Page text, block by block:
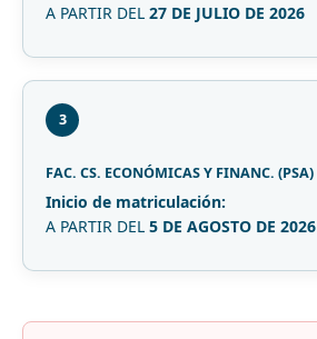
A PARTIR DEL 27 DE JULIO DE 2026
3
FAC. CS. ECONÓMICAS Y FINANC. (PSA)
Inicio de matriculación:
A PARTIR DEL 5 DE AGOSTO DE 2026